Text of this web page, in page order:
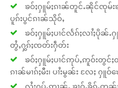
ၶဝ်ႈႁူမ်ႈၵၢၼ်တူင်ႉၼိုင်ၸုမ်းၶ
ပူၵ်းပွင်ၵၢၼ်သိုဝ်ႇ
ၶဝ်ႈႁူမ်ႈပၢင်လႅၵ်ႈလၢႆႈပိုၼ်
တွႆႇႁွၵ်ႈၸတ်းႁဵတ်း
ၶဝ်ႈႁူမ်ႈပၢင်ဢုပ်ႇဢူဝ်းတွင်ႈထ
ၵၢၼ်မၢၵ်ႈမီး၊ ပၢႆးမွၼ်း လႄႈ ႁူဝ်
လႆႈႁပ်ႉဢၢၼ်ႇ ၶၢဝ်ႇၶိုၵ်ႉတွ